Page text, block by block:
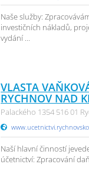
Naše služby:
investičních nákladů,
vydání ...
VLASTA
RYCHNOV NAD
Palackého 1354 516 01
Naší hlavní činností
účetnictví: Zpracování